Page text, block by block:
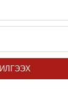
ИЛГЭЭХ